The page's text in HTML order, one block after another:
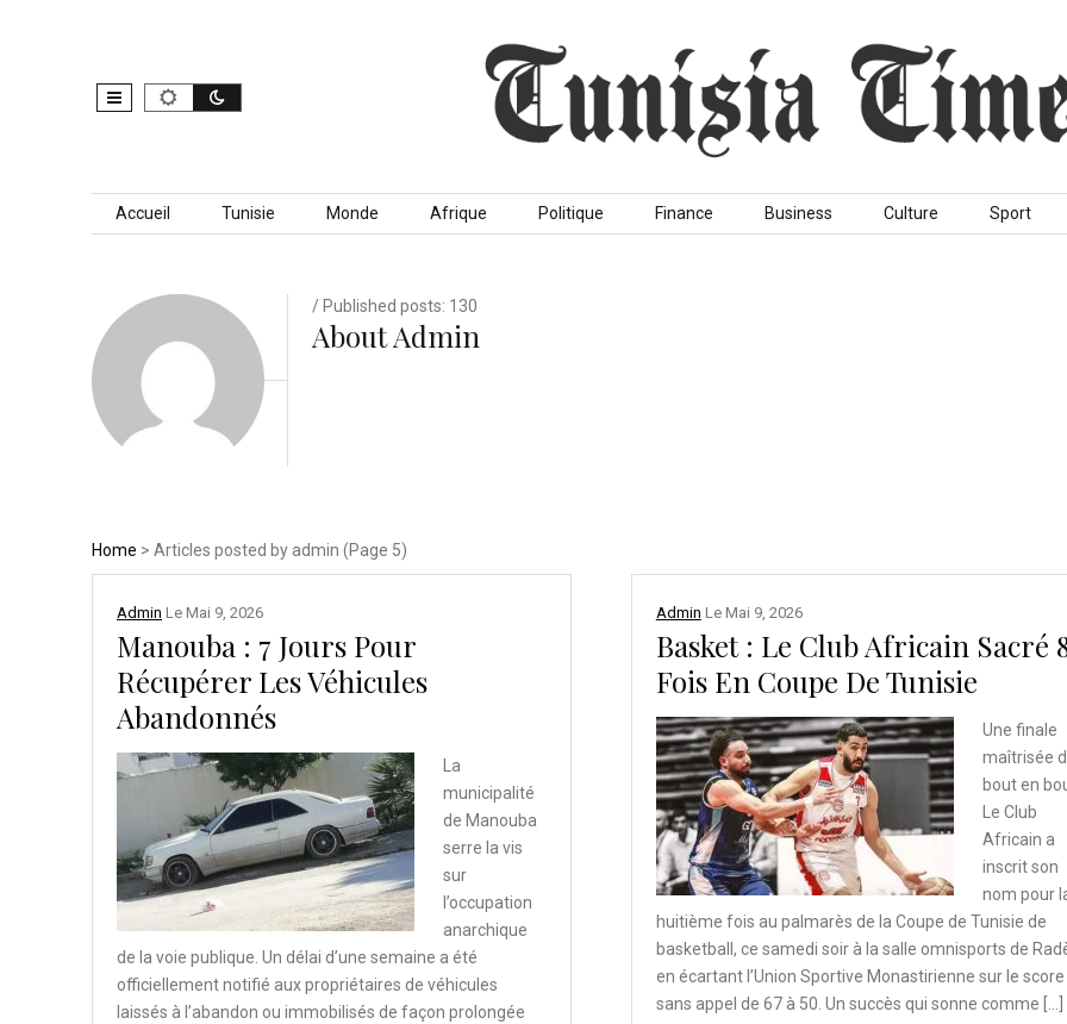
Skip to content
Accueil Tunisie Monde Afrique Politique Finance Business Culture Sport
/ Published posts: 130
About Admin
Home > Articles posted by admin (Page 5)
Admin Le Mai 9, 2026
Manouba : 7 Jours Pour
Récupérer Les Véhicules
Abandonnés
La
municipalité
de Manouba
serre la vis
sur
l’occupation
anarchique
de la voie publique. Un délai d’une semaine a été
officiellement notifié aux propriétaires de véhicules
laissés à l’abandon ou immobilisés de façon prolongée
Admin Le Mai 9, 2026
Basket : Le Club Africain Sacré
Fois En Coupe De Tunisie
Une finale
maîtrisée
bout en
Le Club
Africain a
inscrit son
nom pour
huitième fois au palmarès de la Coupe de Tunisie de
basketball, ce samedi soir à la salle omnisports de
en écartant l’Union Sportive Monastirienne sur le score
sans appel de 67 à 50. Un succès qui sonne comme […]